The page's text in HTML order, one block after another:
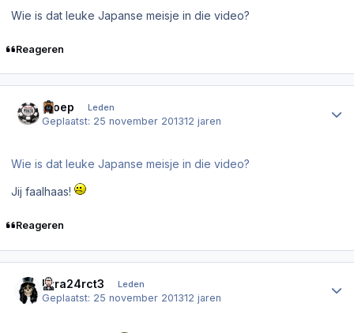
Wie is dat leuke Japanse meisje in die video?
Reageren
Kloep Leden
Geplaatst: 25 november 201312 jaren
Wie is dat leuke Japanse meisje in die video?
Jij faalhaas!
Reageren
Ezra24rct3 Leden
Geplaatst: 25 november 201312 jaren